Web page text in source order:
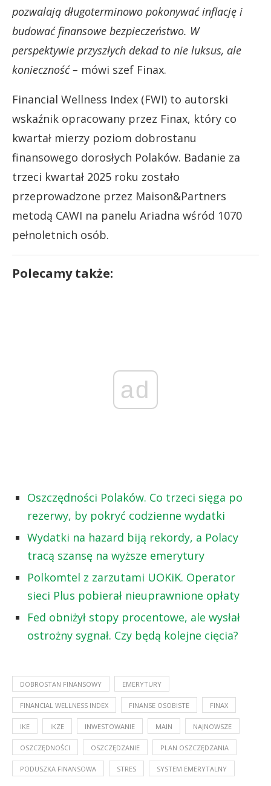
pozwalają długoterminowo pokonywać inflację i
budować finansowe bezpieczeństwo. W
perspektywie przyszłych dekad to nie luksus, ale
konieczność – mówi szef Finax.
Financial Wellness Index (FWI) to autorski
wskaźnik opracowany przez Finax, który co
kwartał mierzy poziom dobrostanu
finansowego dorosłych Polaków. Badanie za
trzeci kwartał 2025 roku zostało
przeprowadzone przez Maison&Partners
metodą CAWI na panelu Ariadna wśród 1070
pełnoletnich osób.
Polecamy także:
ad
Oszczędności Polaków. Co trzeci sięga po
rezerwy, by pokryć codzienne wydatki
Wydatki na hazard biją rekordy, a Polacy
tracą szansę na wyższe emerytury
Polkomtel z zarzutami UOKiK. Operator
sieci Plus pobierał nieuprawnione opłaty
Fed obniżył stopy procentowe, ale wysłał
ostrożny sygnał. Czy będą kolejne cięcia?
DOBROSTAN FINANSOWY EMERYTURY
FINANCIAL WELLNESS INDEX FINANSE OSOBISTE FINAX
IKE IKZE INWESTOWANIE MAIN NAJNOWSZE
OSZCZĘDNOŚCI OSZCZĘDZANIE PLAN OSZCZĘDZANIA
PODUSZKA FINANSOWA STRES SYSTEM EMERYTALNY